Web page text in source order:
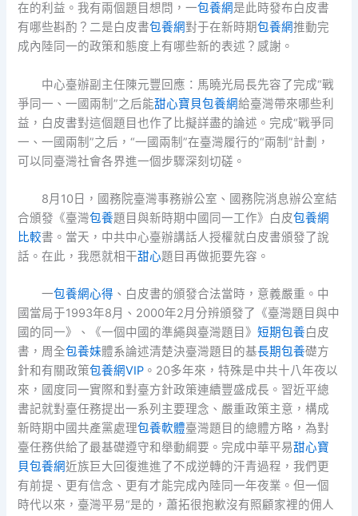
在的利益。我有兩個題目想問，一包養網是此時發布白皮書
有哪些斟酌？二是白皮書包養網對于在新時期包養網推動完
成內陸同一的政策和態度上有哪些新的表述？感謝。
中心臺辦副主任陳元豐回應：馬曉光局長先容了完成“戰
爭同一、一國兩制”之后能甜心寶貝包養網給臺灣帶來哪些利
益，白皮書對這個題目也作了比擬詳盡的論述。完成“戰爭同
一、一國兩制”之后，“一國兩制”在臺灣履行的“兩制”計劃，
可以同臺灣社會各界進一個步驟深刻切磋。
8月10日，國務院臺灣事務辦公室、國務院消息辦公室結
合頒發《臺灣包養題目與新時期中國同一工作》白皮包養網
比較書。當天，中共中心臺辦講話人授權就白皮書頒發了說
話。在此，我愿就相干甜心題目再做扼要先容。
一包養網心得 、白皮書的頒發合法當時，意義嚴重。中
國當局于1993年8月、2000年2月分辨頒發了《臺灣題目與中
國的同一》、《一個中國的準繩與臺灣題目》短期包養白皮
書，周全包養妹體系論述清楚決臺灣題目的基長期包養礎方
針和有關政策包養網VIP 。20多年來，特殊是中共十八年夜以
來，國度同一實際和對臺方針政策連續豐盛成長。習近平總
書記就對臺任務提出一系列主要理念、嚴重政策主意，構成
新時期中國共產黨處理包養軟體臺灣題目的總體方略，為對
臺任務供給了最基礎遵守和舉動綱要。完成中華平易甜心寶
貝包養網近族巨大回復進進了不成逆轉的汗青過程，我們更
有前提、更有信念、更有才能完成內陸同一年夜業。但一個
時代以來，臺灣平易“是的，蕭拓很抱歉沒有照顧家裡的佣人